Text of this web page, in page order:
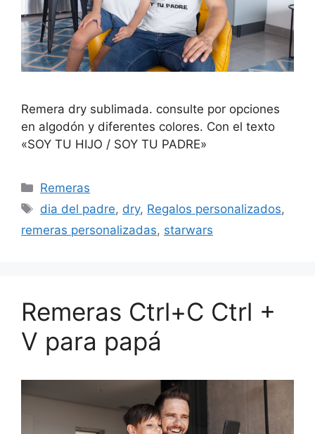
Remera dry sublimada. consulte por opciones
en algodón y diferentes colores. Con el texto
«SOY TU HIJO / SOY TU PADRE»
Categorías
Remeras
Etiquetas
dia del padre, dry, Regalos personalizados,
remeras personalizadas, starwars
Remeras Ctrl+C Ctrl +
V para papá